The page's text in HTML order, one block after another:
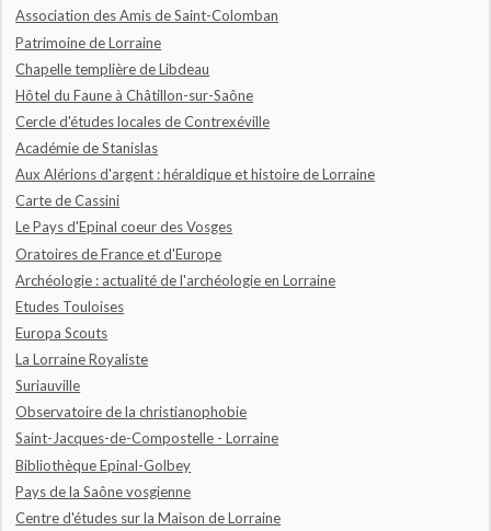
Association des Amis de Saint-Colomban
Patrimoine de Lorraine
Chapelle templière de Libdeau
Hôtel du Faune à Châtillon-sur-Saône
Cercle d'études locales de Contrexéville
Académie de Stanislas
Aux Alérions d'argent : héraldique et histoire de Lorraine
Carte de Cassini
Le Pays d'Epinal coeur des Vosges
Oratoires de France et d'Europe
Archéologie : actualité de l'archéologie en Lorraine
Etudes Touloises
Europa Scouts
La Lorraine Royaliste
Suriauville
Observatoire de la christianophobie
Saint-Jacques-de-Compostelle - Lorraine
Bibliothèque Epinal-Golbey
Pays de la Saône vosgienne
Centre d'études sur la Maison de Lorraine